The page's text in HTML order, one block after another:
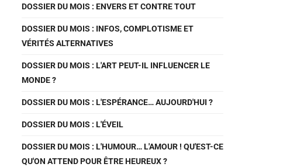
DOSSIER DU MOIS : ENVERS ET CONTRE TOUT
DOSSIER DU MOIS : INFOS, COMPLOTISME ET
VÉRITÉS ALTERNATIVES
DOSSIER DU MOIS : L'ART PEUT-IL INFLUENCER LE
MONDE ?
DOSSIER DU MOIS : L'ESPÉRANCE… AUJOURD'HUI ?
DOSSIER DU MOIS : L'ÉVEIL
DOSSIER DU MOIS : L'HUMOUR… L'AMOUR ! QU'EST-CE
QU'ON ATTEND POUR ÊTRE HEUREUX ?